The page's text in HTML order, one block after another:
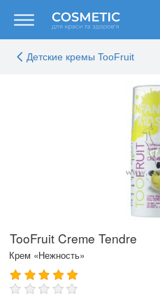
Детские кремы TooFruit
TooFruit Creme Tendre
Крем «Нежность»